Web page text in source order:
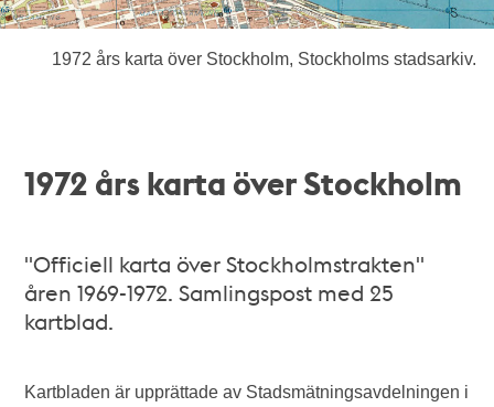
1972 års karta över Stockholm, Stockholms stadsarkiv.
1972 års karta över Stockholm
"Officiell karta över Stockholmstrakten"
åren 1969-1972. Samlingspost med 25
kartblad.
Kartbladen är upprättade av Stadsmätningsavdelningen i